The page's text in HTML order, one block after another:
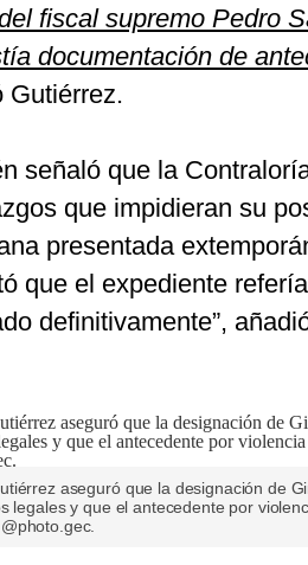
fiscal supremo Pedro
documentación de
Gutiérrez.
señaló que la
que impidieran su
presentada
que el expediente
definitivamente”,
aseguró que la designación de
legales y que el antecedente por